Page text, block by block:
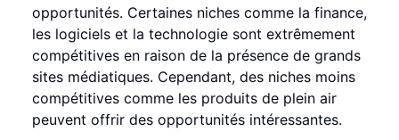
opportunités. Certaines niches comme la finance,
les logiciels et la technologie sont extrêmement
compétitives en raison de la présence de grands
sites médiatiques. Cependant, des niches moins
compétitives comme les produits de plein air
peuvent offrir des opportunités intéressantes.